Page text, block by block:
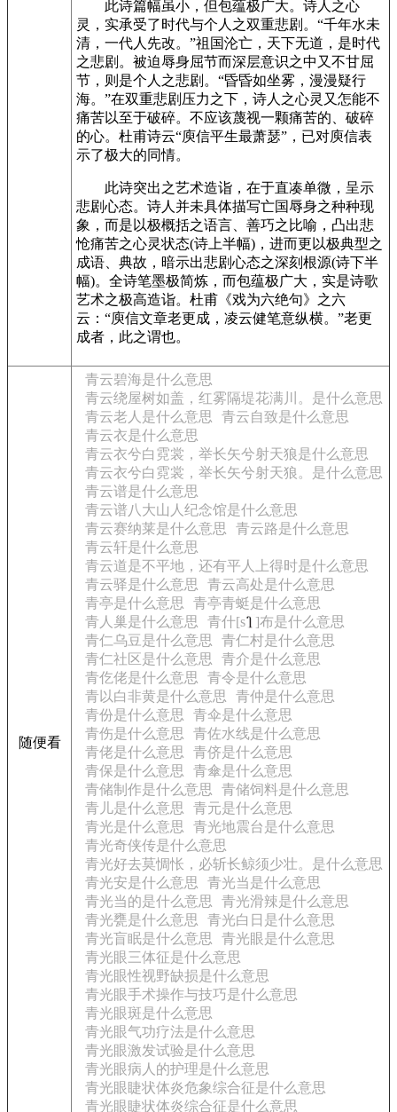
此诗篇幅虽小，但包蕴极广大。诗人之心
灵，实承受了时代与个人之双重悲剧。“千年水未
清，一代人先改。”祖国沦亡，天下无道，是时代
之悲剧。被迫辱身屈节而深层意识之中又不甘屈
节，则是个人之悲剧。“昏昏如坐雾，漫漫疑行
海。”在双重悲剧压力之下，诗人之心灵又怎能不
痛苦以至于破碎。不应该蔑视一颗痛苦的、破碎
的心。杜甫诗云“庾信平生最萧瑟”，已对庾信表
示了极大的同情。
此诗突出之艺术造诣，在于直凑单微，呈示
悲剧心态。诗人并未具体描写亡国辱身之种种现
象，而是以极概括之语言、善巧之比喻，凸出悲
怆痛苦之心灵状态(诗上半幅)，进而更以极典型之
成语、典故，暗示出悲剧心态之深刻根源(诗下半
幅)。全诗笔墨极简炼，而包蕴极广大，实是诗歌
艺术之极高造诣。杜甫《戏为六绝句》之六
云：“庾信文章老更成，凌云健笔意纵横。”老更
成者，此之谓也。
随便看
青云碧海是什么意思
青云绕屋树如盖，红雾隔堤花满川。是什么意思
青云老人是什么意思
青云自致是什么意思
青云衣是什么意思
青云衣兮白霓裳，举长矢兮射天狼是什么意思
青云衣兮白霓裳，举长矢兮射天狼。是什么意思
青云谱是什么意思
青云谱八大山人纪念馆是什么意思
青云赛纳莱是什么意思
青云路是什么意思
青云轩是什么意思
青云道是不平地，还有平人上得时是什么意思
青云驿是什么意思
青云高处是什么意思
青亭是什么意思
青亭青蜓是什么意思
青人巢是什么意思
青什[s
]布是什么意思
青仁乌豆是什么意思
青仁村是什么意思
青仁社区是什么意思
青介是什么意思
青仡佬是什么意思
青令是什么意思
青以白非黄是什么意思
青仲是什么意思
青份是什么意思
青伞是什么意思
青伤是什么意思
青佐水线是什么意思
青佬是什么意思
青侪是什么意思
青保是什么意思
青傘是什么意思
青储制作是什么意思
青储饲料是什么意思
青儿是什么意思
青元是什么意思
青光是什么意思
青光地震台是什么意思
青光奇侠传是什么意思
青光好去莫惆怅，必斩长鲸须少壮。是什么意思
青光安是什么意思
青光当是什么意思
青光当的是什么意思
青光滑辣是什么意思
青光甕是什么意思
青光白日是什么意思
青光盲眠是什么意思
青光眼是什么意思
青光眼三体征是什么意思
青光眼性视野缺损是什么意思
青光眼手术操作与技巧是什么意思
青光眼斑是什么意思
青光眼气功疗法是什么意思
青光眼激发试验是什么意思
青光眼病人的护理是什么意思
青光眼睫状体炎危象综合征是什么意思
青光眼睫状体炎综合征是什么意思